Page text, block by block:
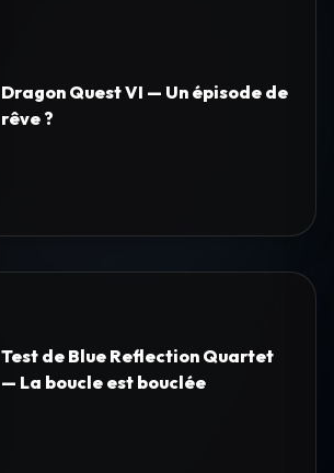
Dragon Quest VI — Un épisode de
rêve ?
Test de Blue Reflection Quartet
— La boucle est bouclée